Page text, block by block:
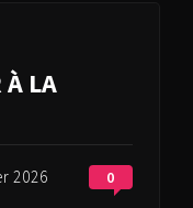
À LA
2026 0